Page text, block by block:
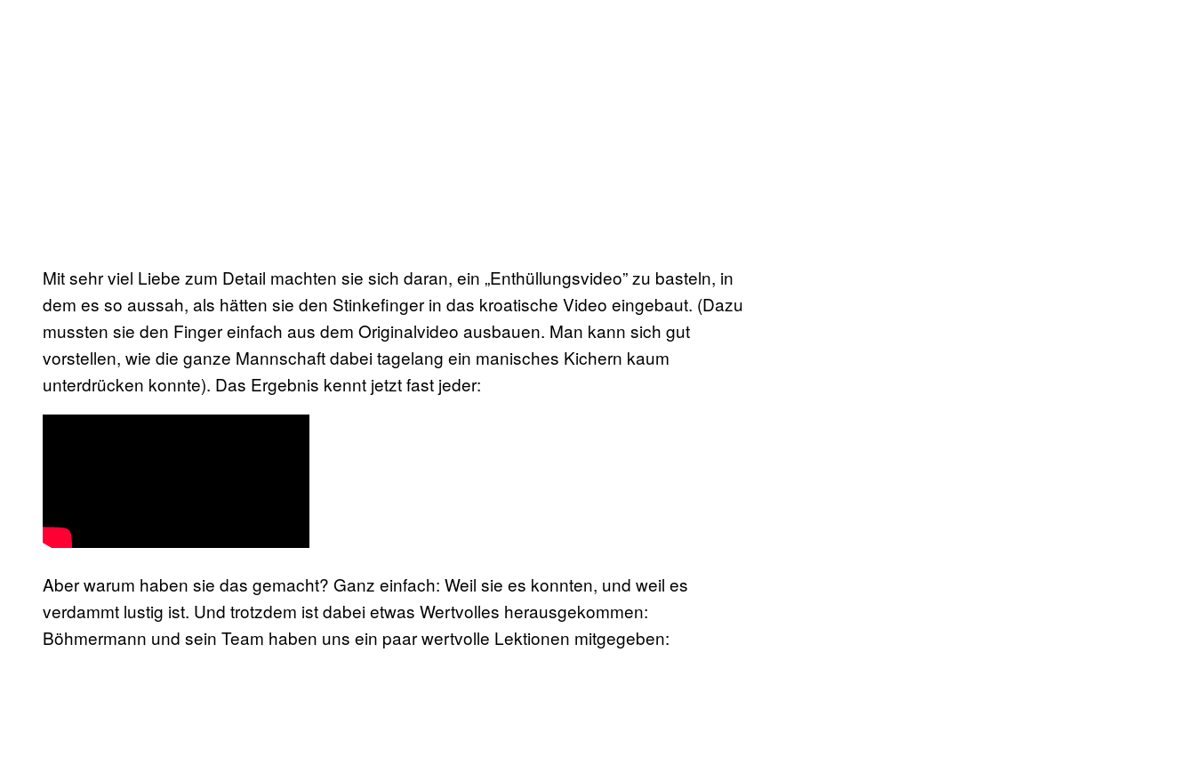
Mit sehr viel Liebe zum Detail machten sie sich daran, ein „Enthüllungsvideo” zu basteln, in
dem es so aussah, als hätten sie den Stinkefinger in das kroatische Video eingebaut. (Dazu
mussten sie den Finger einfach aus dem Originalvideo ausbauen. Man kann sich gut
vorstellen, wie die ganze Mannschaft dabei tagelang ein manisches Kichern kaum
unterdrücken konnte). Das Ergebnis kennt jetzt fast jeder:
Aber warum haben sie das gemacht? Ganz einfach: Weil sie es konnten, und weil es
verdammt lustig ist. Und trotzdem ist dabei etwas Wertvolles herausgekommen:
Böhmermann und sein Team haben uns ein paar wertvolle Lektionen mitgegeben: